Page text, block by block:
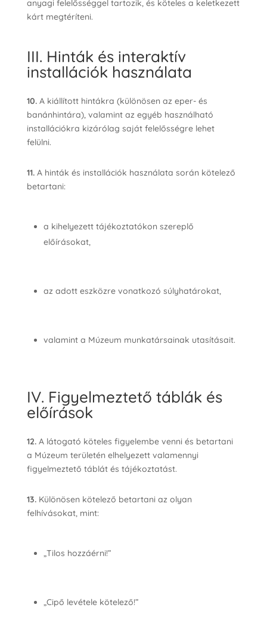
anyagi felelősséggel tartozik, és köteles a keletkezett
kárt megtéríteni.
III. Hinták és interaktív
installációk használata
10.A kiállított hintákra (különösen az eper- és
banánhintára), valamint az egyéb használható
installációkra kizárólag saját felelősségre lehet
felülni.
11.A hinták és installációk használata során kötelező
betartani:
a kihelyezett tájékoztatókon szereplő
előírásokat,
az adott eszközre vonatkozó súlyhatárokat,
valamint a Múzeum munkatársainak utasításait.
IV. Figyelmeztető táblák és
előírások
12.A látogató köteles figyelembe venni és betartani
a Múzeum területén elhelyezett valamennyi
figyelmeztető táblát és tájékoztatást.
13.Különösen kötelező betartani az olyan
felhívásokat, mint:
„Tilos hozzáérni!”
„Cipő levétele kötelező!”